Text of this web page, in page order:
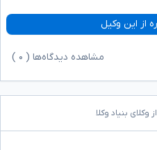
از این وکیل
مشاهده دیدگاه‌ها ( ۰
بنیاد وکلا